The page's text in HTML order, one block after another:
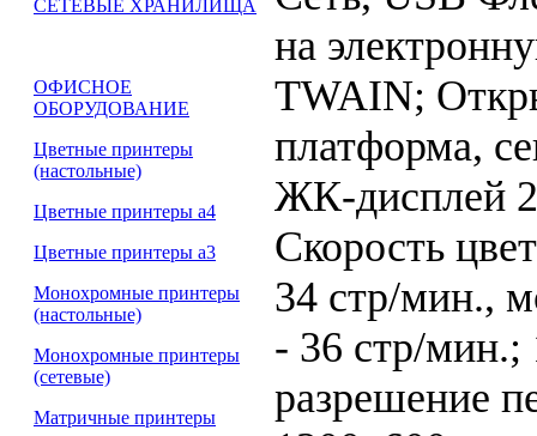
СЕТЕВЫЕ ХРАНИЛИЩА
ОФИСНОЕ
ОБОРУДОВАНИЕ
Цветные принтеры
(настольные)
Цветные принтеры а4
Цветные принтеры а3
Монохромные принтеры
(настольные)
Монохромные принтеры
(сетевые)
Матричные принтеры
на
TWAIN;
платформа,
ЖК-дисплей
Скорость
34 стр/мин.,
- 36 стр/мин.;
разрешение